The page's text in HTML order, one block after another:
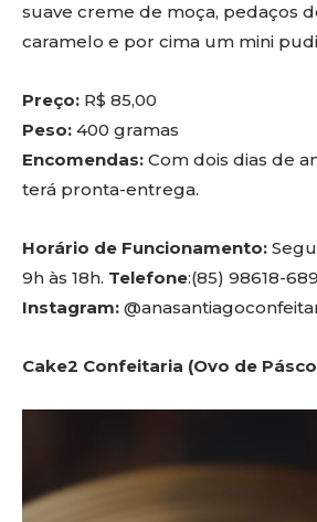
suave creme de moça, pedaços
caramelo e por cima um mini
Preço: R$ 85,00
Peso: 400 gramas
Encomendas: Com dois dias de
terá pronta-entrega.
Horário de Funcionamento:
9h às 18h. Telefone:(85) 98618-
Instagram:
Cake2 Confeitaria (Ovo de